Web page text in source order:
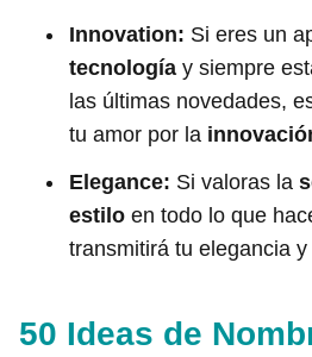
Innovation: Si eres un
tecnología y siempre
las últimas novedades,
tu amor por la
Elegance: Si valoras la
estilo en todo lo que
transmitirá tu elegancia
50 Ideas de